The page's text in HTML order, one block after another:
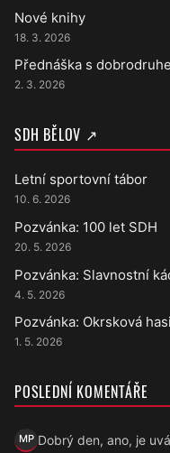
Nové knihy
18. 3. 2026
Přednáška s
2. 3. 2026
SDH BĚLOV ↗
Letní sportovní tábor
10. 6. 2026
Pozvánka: 100 let SDH
20. 5. 2026
Pozvánka: Slavnostní
4. 5. 2026
Pozvánka: Okrsková
1. 5. 2026
POSLEDNÍ KOMENTÁŘE
MPMarek Přecechtěl
Dobrý den, ano, je